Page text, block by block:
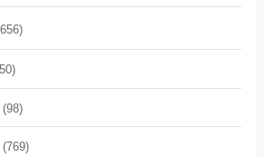
(98)
(769)